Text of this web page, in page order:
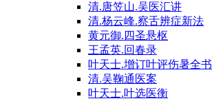
清.唐笠山.吴医汇讲
清.杨云峰.察舌辨症新法
黄元御.四圣悬枢
王孟英.回春录
叶天士.增订叶评伤暑全书
清.吴鞠通医案
叶天士.叶选医衡